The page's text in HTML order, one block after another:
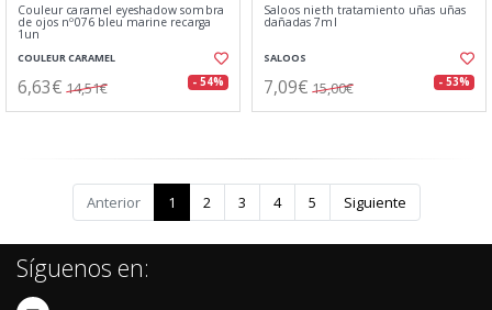
Couleur caramel eyeshadow sombra
de ojos nº076 bleu marine recarga
1un
COULEUR CARAMEL
6,63€ 14,51€ - 54%
Saloos nieth tratamiento uñas uñas
dañadas 7ml
SALOOS
7,09€ 15,00€ - 53%
Anterior 1 2 3 4 5 Siguiente
Síguenos en: